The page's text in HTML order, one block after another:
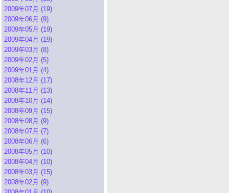
2009年07月 (19)
2009年06月 (9)
2009年05月 (19)
2009年04月 (19)
2009年03月 (8)
2009年02月 (5)
2009年01月 (4)
2008年12月 (17)
2008年11月 (13)
2008年10月 (14)
2008年09月 (15)
2008年08月 (9)
2008年07月 (7)
2008年06月 (6)
2008年05月 (10)
2008年04月 (10)
2008年03月 (15)
2008年02月 (9)